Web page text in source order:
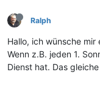
Ralph
Hallo, ich wünsche
Wenn z.B. jeden 1.
Dienst hat. Das